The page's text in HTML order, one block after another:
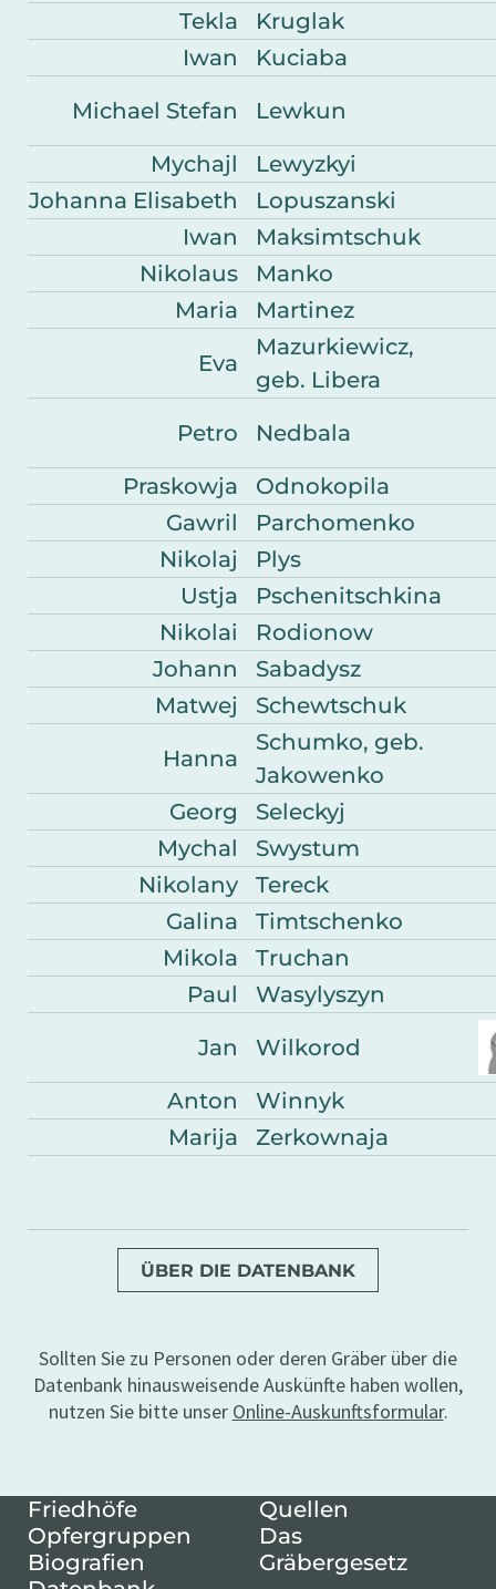
Tekla
Kruglak
Iwan
Kuciaba
Michael Stefan
Lewkun
Mychajl
Lewyzkyi
Johanna Elisabeth
Lopuszanski
Iwan
Maksimtschuk
Nikolaus
Manko
Maria
Martinez
Eva
Mazurkiewicz,
geb. Libera
Petro
Nedbala
Praskowja
Odnokopila
Gawril
Parchomenko
Nikolaj
Plys
Ustja
Pschenitschkina
Nikolai
Rodionow
Johann
Sabadysz
Matwej
Schewtschuk
Hanna
Schumko, geb.
Jakowenko
Georg
Seleckyj
Mychal
Swystum
Nikolany
Tereck
Galina
Timtschenko
Mikola
Truchan
Paul
Wasylyszyn
Jan
Wilkorod
Anton
Winnyk
Marija
Zerkownaja
ÜBER DIE DATENBANK
Sollten Sie zu Personen oder deren Gräber über die
Datenbank hinausweisende Auskünfte haben wollen,
nutzen Sie bitte unser Online-Auskunftsformular.
Friedhöfe
Opfergruppen
Biografien
Quellen
Das
Gräbergesetz